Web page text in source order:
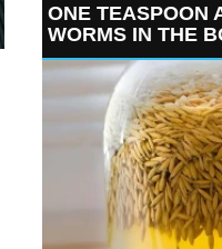
ONE TEASPOON
WORMS IN THE